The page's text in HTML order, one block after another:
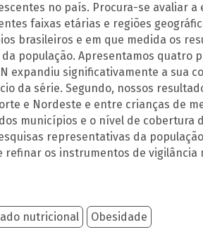
no país. Procura-se avaliar a
faixas etárias e regiões
brasileiros e em que medida os
população. Apresentamos quatro
expandiu significativamente a sua
da série. Segundo, nossos
e Nordeste e entre crianças de
municípios e o nível de cobertura
representativas da
os instrumentos de
nutricional Obesidade